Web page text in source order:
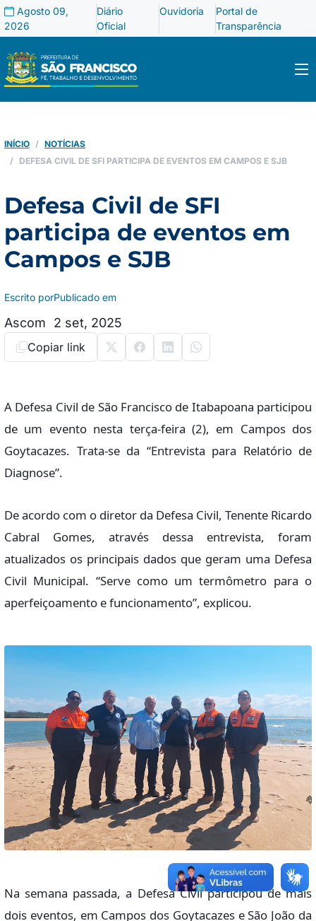
Agosto 09,
2026
Diário
Oficial
Ouvidoria
Portal de
Transparência
INÍCIO
NOTÍCIAS
DEFESA CIVIL DE SFI PARTICIPA DE EVENTOS EM CAMPOS E SJB
Defesa Civil de SFI
participa de eventos em
Campos e SJB
Escrito por
Ascom
Publicado em
2 set, 2025
Copiar link
A Defesa Civil de São Francisco de Itabapoana participou
de um evento nesta terça-feira (2), em Campos dos
Goytacazes. Trata-se da “Entrevista para Relatório de
Diagnose”.
De acordo com o diretor da Defesa Civil, Tenente Ricardo
Cabral Gomes, através dessa entrevista, foram
atualizados os principais dados que geram uma Defesa
Civil Municipal. “Serve como um termômetro para o
aperfeiçoamento e funcionamento”, explicou.
Na semana passada, a Defesa Civil participou de mais
dois eventos, em Campos dos Goytacazes e São João da